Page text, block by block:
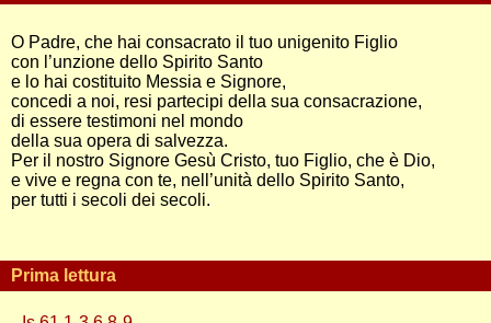
O Padre, che hai consacrato il tuo unigenito Figlio
con l’unzione dello Spirito Santo
e lo hai costituito Messia e Signore,
concedi a noi, resi partecipi della sua consacrazione,
di essere testimoni nel mondo
della sua opera di salvezza.
Per il nostro Signore Gesù Cristo, tuo Figlio, che è Dio,
e vive e regna con te, nell’unità dello Spirito Santo,
per tutti i secoli dei secoli.
Prima lettura